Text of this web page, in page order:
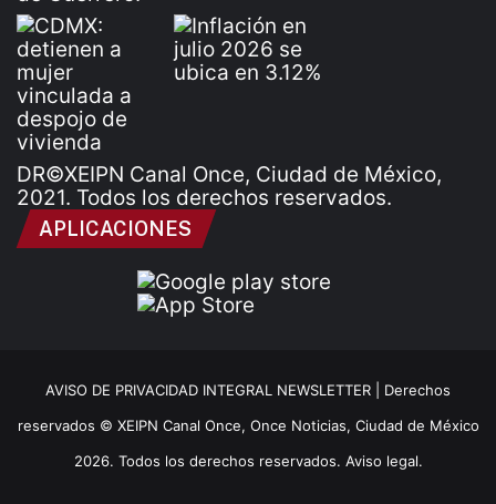
DR©XEIPN Canal Once, Ciudad de México,
2021. Todos los derechos reservados.
APLICACIONES
AVISO DE PRIVACIDAD INTEGRAL NEWSLETTER | Derechos
reservados © XEIPN Canal Once, Once Noticias, Ciudad de México
2026. Todos los derechos reservados. Aviso legal.